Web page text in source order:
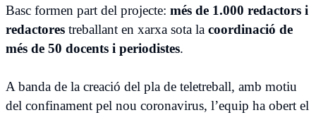
Basc formen part del projecte: més de 1.000 redactors i
redactores treballant en xarxa sota la coordinació de
més de 50 docents i periodistes.
A banda de la creació del pla de teletreball, amb motiu
del confinament pel nou coronavirus, l’equip ha obert el